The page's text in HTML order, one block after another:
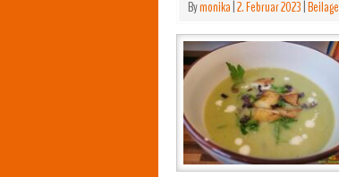
Bymonika|2. Februar 2023|Beilage